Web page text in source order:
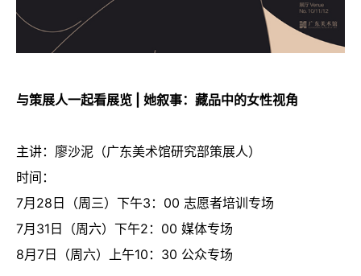
与策展人一起看展览 | 她叙事：藏品中的女性视角
主讲：廖沙泥（广东美术馆研究部策展人）
时间：
7月28日（周三）下午3：00 志愿者培训专场
7月31日（周六）下午2：00 媒体专场
8月7日（周六）上午10：30 公众专场